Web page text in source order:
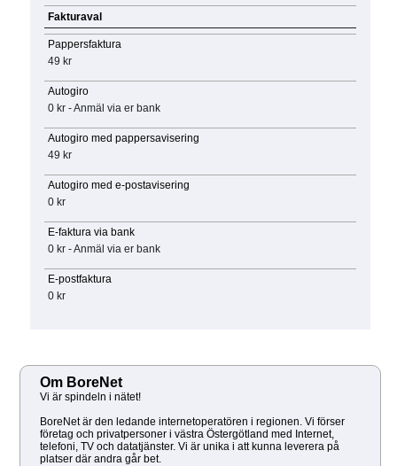
Fakturaval
Pappersfaktura
49 kr
Autogiro
0 kr - Anmäl via er bank
Autogiro med pappersavisering
49 kr
Autogiro med e-postavisering
0 kr
E-faktura via bank
0 kr - Anmäl via er bank
E-postfaktura
0 kr
Om BoreNet
Vi är spindeln i nätet!
BoreNet är den ledande internetoperatören i regionen. Vi förser
företag och privatpersoner i västra Östergötland med Internet,
telefoni, TV och datatjänster. Vi är unika i att kunna leverera på
platser där andra går bet.